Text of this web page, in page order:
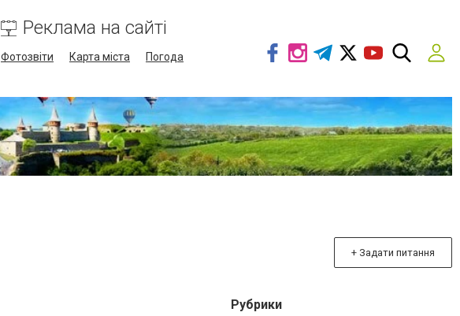
Реклама на сайті
Фотозвіти Карта міста
Погода
+ Задати питання
Рубрики